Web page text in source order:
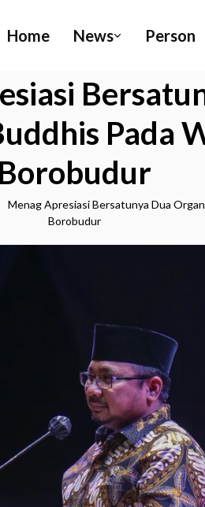
Home News Person
Pada
Borobudur
Menag Apresiasi Bersatunya Dua
Borobudur